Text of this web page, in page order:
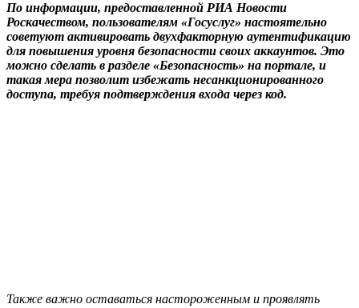
По информации, предоставленной РИА Новости
Роскачеством, пользователям «Госуслуг» настоятельно
советуют активировать двухфакторную аутентификацию
для повышения уровня безопасности своих аккаунтов. Это
можно сделать в разделе «Безопасность» на портале, и
такая мера позволит избежать несанкционированного
доступа, требуя подтверждения входа через код.
Также важно оставаться настороженным и проявлять